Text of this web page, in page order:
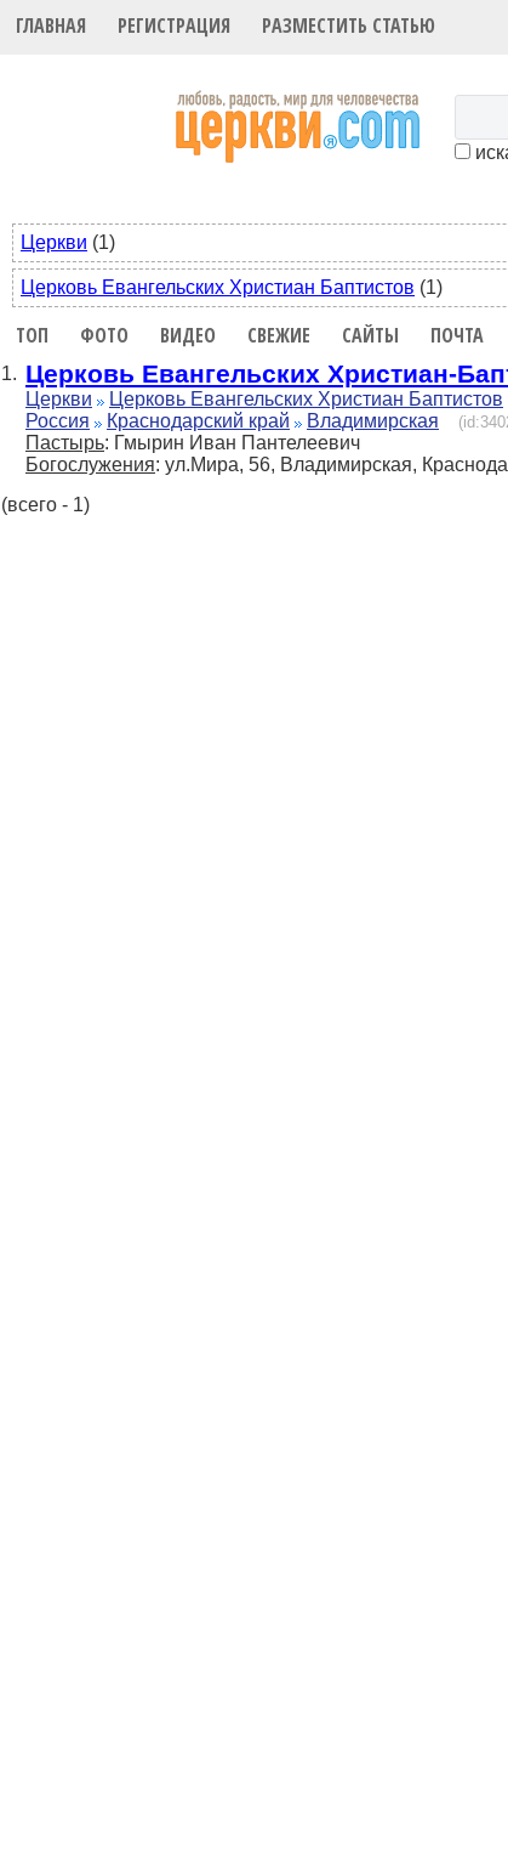
ГЛАВНАЯ РЕГИСТРАЦИЯ РАЗМЕСТИТЬ СТАТЬЮ
Церкви (1)
Церковь Евангельских Христиан Баптистов (1)
ТОП ФОТО ВИДЕО СВЕЖИЕ САЙТЫ ПОЧТА
1. Церковь Евангельских Христиан-
Церкви
Церковь Евангельских Христиан Баптистов
Россия
Краснодарский край Владимирская
Пастырь: Гмырин Иван Пантелеевич
Богослужения: ул.Мира, 56, Владимирская,
(всего - 1)